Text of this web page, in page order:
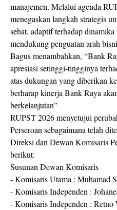
manajemen. Melalui agenda
menegaskan langkah strategis
sehat, adaptif terhadap
mendukung penguatan arah
Bagusmenambahkan, “Bank
apresiasi setinggi-tingginya
atas dukungan yang diberikan
berharap kinerja Bank Raya
berkelanjutan”
RUPST 2026 menyetujui
Perseroan sebagaimana telah
Direksi dan Dewan Komisaris
berikut:
Susunan Dewan Komisaris
- Komisaris Utama : Muhamad
- Komisaris Independen :
- Komisaris Independen :